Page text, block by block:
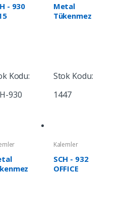
- 930
Kodu:
930
Metal
Tükenmez
Stok Kodu:
1447
Kalemler
SCH - 932
OFFICE